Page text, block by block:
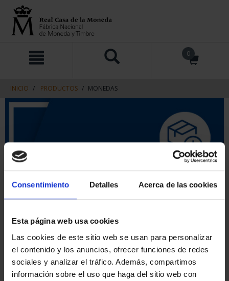
Consentimiento Detalles Acerca de las cookies
Esta página web usa cookies
Las cookies de este sitio web se usan para personalizar
el contenido y los anuncios, ofrecer funciones de redes
sociales y analizar el tráfico. Además, compartimos
información sobre el uso que haga del sitio web con
contenido
navegacin
0
INICIO PRODUCTOS MONEDAS
ORDENAR POR: